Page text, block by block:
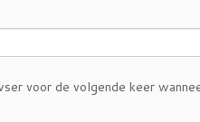
voor de volgende keer